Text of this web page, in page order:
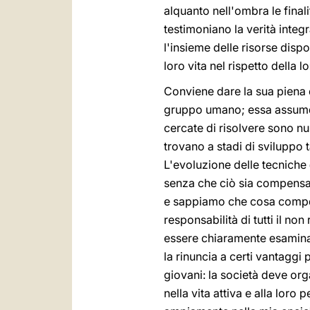
alquanto nell'ombra le
testimoniano la verità
l'insieme delle risorse
loro vita nel rispetto della
Conviene dare la sua
gruppo umano; essa
cercate di risolvere sono
trovano a stadi di sviluppo
L'evoluzione delle
senza che ciò sia
e sappiamo che cosa
responsabilità di tutti il non
essere chiaramente
la rinuncia a certi vantaggi
giovani: la società deve
nella vita attiva e alla loro